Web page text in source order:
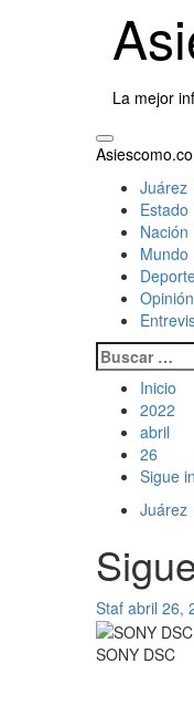
La mejor
Menú
Juárez
Estado
Nación
Mundo
Opinión
Buscar:
Inicio
2022
abril
26
Sigue
Juárez
Staf abril 26,
SONY DSC